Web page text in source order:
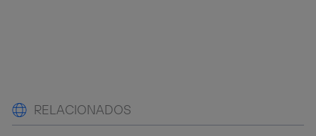
RELACIONADOS